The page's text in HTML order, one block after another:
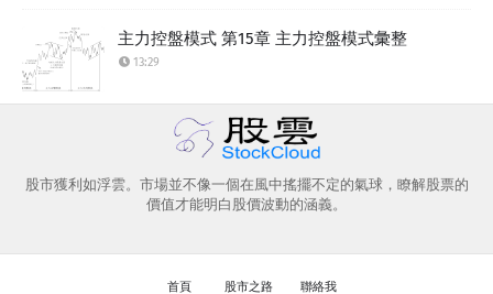
主力控盤模式 第15章 主力控盤模式彙整
13:29
股市獲利如浮雲。市場並不像一個在風中搖擺不定的氣球，瞭解股票的
價值才能明白股價波動的涵義。
首頁 股市之路 聯絡我